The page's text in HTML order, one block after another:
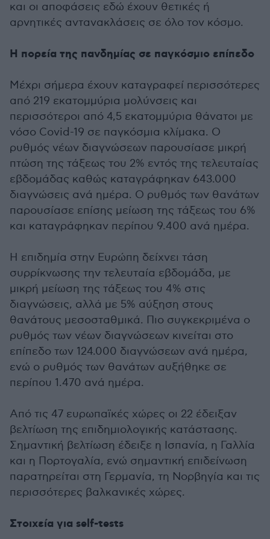
και οι αποφάσεις εδώ έχουν θετικές ή
αρνητικές αντανακλάσεις σε όλο τον κόσμο.
Η πορεία της πανδημίας σε παγκόσμιο επίπεδο
Μέχρι σήμερα έχουν καταγραφεί περισσότερες
από 219 εκατομμύρια μολύνσεις και
περισσότεροι από 4,5 εκατομμύρια θάνατοι με
νόσο Covid-19 σε παγκόσμια κλίμακα. Ο
ρυθμός νέων διαγνώσεων παρουσίασε μικρή
πτώση της τάξεως του 2% εντός της τελευταίας
εβδομάδας καθώς καταγράφηκαν 643.000
διαγνώσεις ανά ημέρα. Ο ρυθμός των θανάτων
παρουσίασε επίσης μείωση της τάξεως του 6%
και καταγράφηκαν περίπου 9.400 ανά ημέρα.
Η επιδημία στην Ευρώπη δείχνει τάση
συρρίκνωσης την τελευταία εβδομάδα, με
μικρή μείωση της τάξεως του 4% στις
διαγνώσεις, αλλά με 5% αύξηση στους
θανάτους μεσοσταθμικά. Πιο συγκεκριμένα ο
ρυθμός των νέων διαγνώσεων κινείται στο
επίπεδο των 124.000 διαγνώσεων ανά ημέρα,
ενώ ο ρυθμός των θανάτων αυξήθηκε σε
περίπου 1.470 ανά ημέρα.
Από τις 47 ευρωπαϊκές χώρες οι 22 έδειξαν
βελτίωση της επιδημιολογικής κατάστασης.
Σημαντική βελτίωση έδειξε η Ισπανία, η Γαλλία
και η Πορτογαλία, ενώ σημαντική επιδείνωση
παρατηρείται στη Γερμανία, τη Νορβηγία και τις
περισσότερες βαλκανικές χώρες.
Στοιχεία για self-tests